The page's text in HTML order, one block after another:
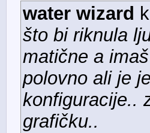
water wizard
što bi riknula
matične a
polovno ali je
konfiguracije..
grafičku..